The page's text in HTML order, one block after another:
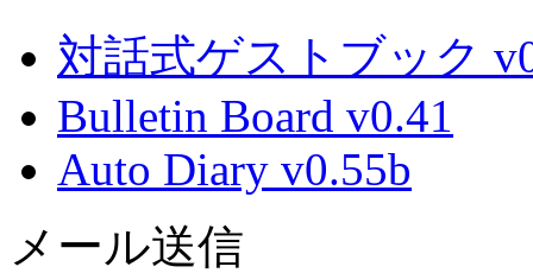
対話式ゲストブック
Bulletin Board v0.41
Auto Diary v0.55b
メール送信